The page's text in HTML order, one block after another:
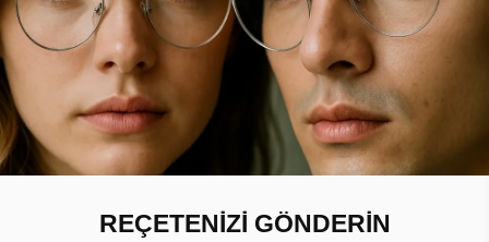
REÇETENİZİ GÖNDERİN